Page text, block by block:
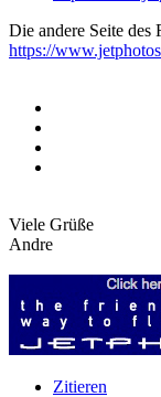
Die andere Seite des
https://
Viele Grüße
Andre
Zitieren